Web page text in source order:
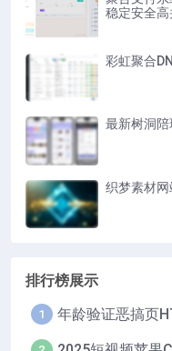
稳定安全
彩虹聚合
最新树洞
织梦素材
排行榜展示
1 年龄验证恶搞页